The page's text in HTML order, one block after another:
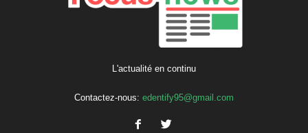
L'actualité en continu
Contactez-nous: edentify95@gmail.com